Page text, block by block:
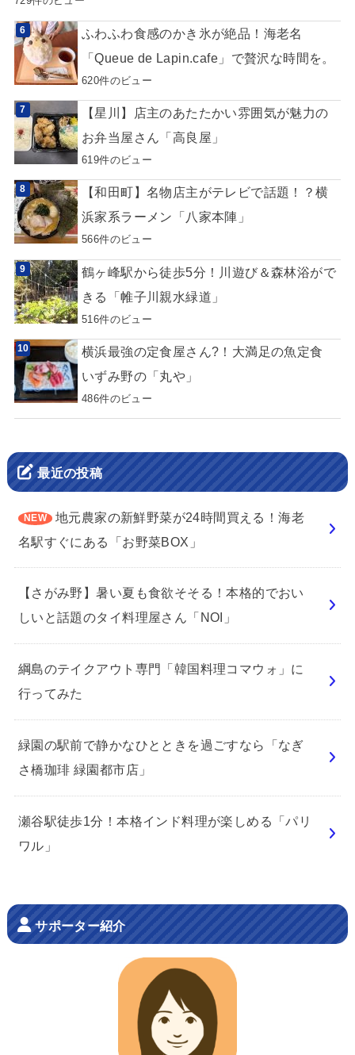
ふわふわ食感のかき氷が絶品！海老名
「Queue de Lapin.cafe」で贅沢な時間を。
620件のビュー
【星川】店主のあたたかい雰囲気が魅力の
お弁当屋さん「高良屋」
619件のビュー
【和田町】名物店主がテレビで話題！？横
浜家系ラーメン「八家本陣」
566件のビュー
鶴ヶ峰駅から徒歩5分！川遊び＆森林浴がで
きる「帷子川親水緑道」
516件のビュー
横浜最強の定食屋さん?！大満足の魚定食
いずみ野の「丸や」
486件のビュー
最近の投稿
地元農家の新鮮野菜が24時間買える！海老
名駅すぐにある「お野菜BOX」
【さがみ野】暑い夏も食欲そそる！本格的でおい
しいと話題のタイ料理屋さん「NOI」
綱島のテイクアウト専門「韓国料理コマウォ」に
行ってみた
緑園の駅前で静かなひとときを過ごすなら「なぎ
さ橋珈琲 緑園都市店」
瀬谷駅徒歩1分！本格インド料理が楽しめる「パリ
ワル」
サポーター紹介